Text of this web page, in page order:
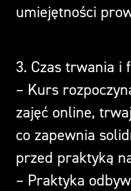
umiejętności
3. Czas trwania i
– Kurs
zajęć online,
co zapewnia
przed praktyką
– Praktyka